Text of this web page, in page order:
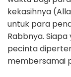
kekasihnya
untuk para
Rabbnya.
pecinta
membersamai